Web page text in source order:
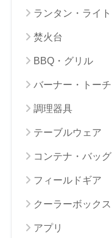
ランタン・ライト
焚火台
BBQ・グリル
バーナー・トーチ
調理器具
テーブルウェア
コンテナ・バッグ
フィールドギア
クーラーボックス
アプリ